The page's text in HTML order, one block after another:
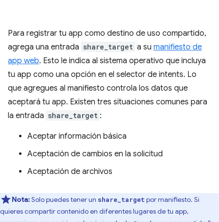
Para registrar tu app como destino de uso compartido,
agrega una entrada share_target a su manifiesto de
app web. Esto le indica al sistema operativo que incluya
tu app como una opción en el selector de intents. Lo
que agregues al manifiesto controla los datos que
aceptará tu app. Existen tres situaciones comunes para
la entrada share_target :
Aceptar información básica
Aceptación de cambios en la solicitud
Aceptación de archivos
Nota:Solo puedes tener un share_targetpor manifiesto. Si
quieres compartir contenido en diferentes lugares de tu app,